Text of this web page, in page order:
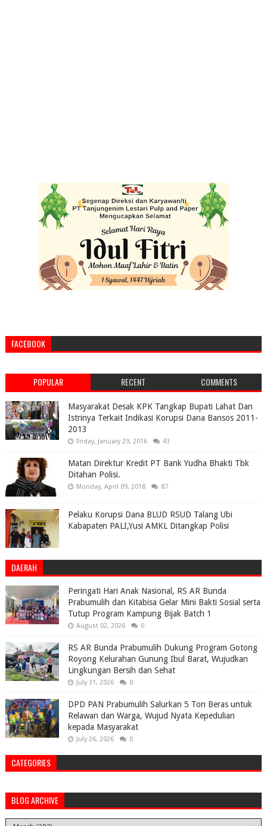
FACEBOOK
POPULAR RECENT COMMENTS
Masyarakat Desak KPK Tangkap Bupati Lahat Dan
Istrinya Terkait Indikasi Korupsi Dana Bansos 2011-
2013
Friday, January 29, 2016 43
Matan Direktur Kredit PT Bank Yudha Bhakti Tbk
Ditahan Polisi.
Monday, April 09, 2018 87
Pelaku Korupsi Dana BLUD RSUD Talang Ubi
Kabapaten PALI,Yusi AMKL Ditangkap Polisi
DAERAH
Peringati Hari Anak Nasional, RS AR Bunda
Prabumulih dan Kitabisa Gelar Mini Bakti Sosial serta
Tutup Program Kampung Bijak Batch 1
August 02, 2026 0
RS AR Bunda Prabumulih Dukung Program Gotong
Royong Kelurahan Gunung Ibul Barat, Wujudkan
Lingkungan Bersih dan Sehat
July 31, 2026 0
DPD PAN Prabumulih Salurkan 5 Ton Beras untuk
Relawan dan Warga, Wujud Nyata Kepedulian
kepada Masyarakat
July 26, 2026 0
CATEGORIES
BLOG ARCHIVE